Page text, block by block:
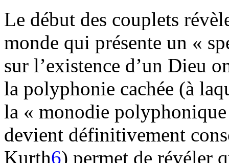
Le début des couplets
monde qui présente un «
sur l’existence d’un Dieu
la polyphonie cachée (à
la « monodie
devient définitivement
Kurth6) permet de révéler